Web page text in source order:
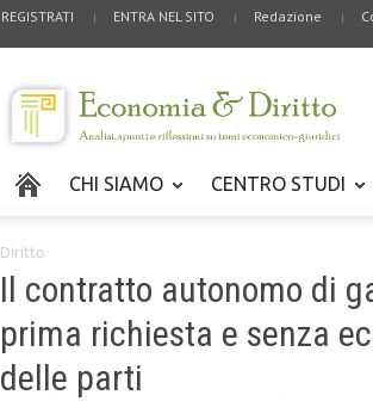
REGISTRATI ENTRA NEL SITO Redazione
CHI SIAMO CENTRO STUDI
Diritto
Il contratto autonomo di
prima richiesta e senza
delle parti